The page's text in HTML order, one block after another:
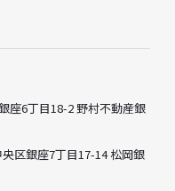
6丁目18-2 野村不動産銀
区銀座7丁目17-14 松岡銀